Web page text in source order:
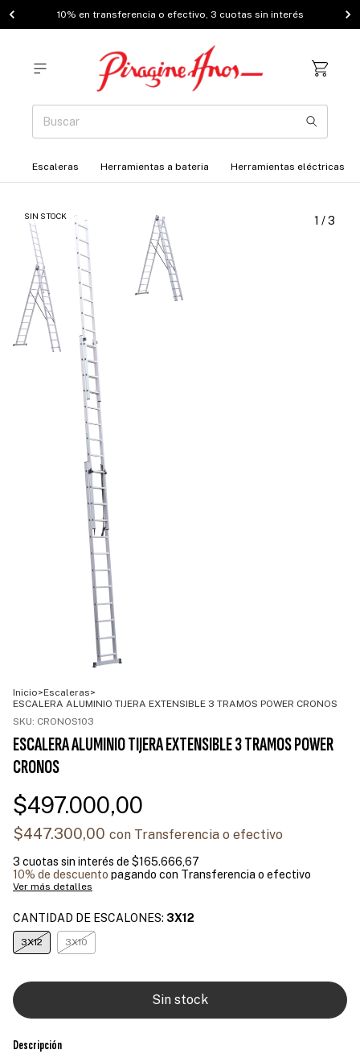
10% en transferencia o efectivo, 3 cuotas sin interés
Escaleras Herramientas a bateria Herramientas eléctricas
SIN STOCK 1 /3
Inicio>Escaleras>
ESCALERA ALUMINIO TIJERA EXTENSIBLE 3 TRAMOS POWER CRONOS
SKU: CRONOS103
ESCALERA ALUMINIO TIJERA EXTENSIBLE 3 TRAMOS POWER
CRONOS
$497.000,00
$447.300,00 con Transferencia o efectivo
3 cuotas sin interés de $165.666,67
10% de descuento pagando con Transferencia o efectivo
Ver más detalles
CANTIDAD DE ESCALONES: 3X12
3X12 3X10
Descripción